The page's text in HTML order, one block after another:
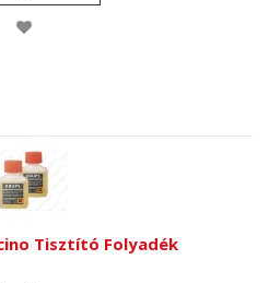
Tisztító Folyadék